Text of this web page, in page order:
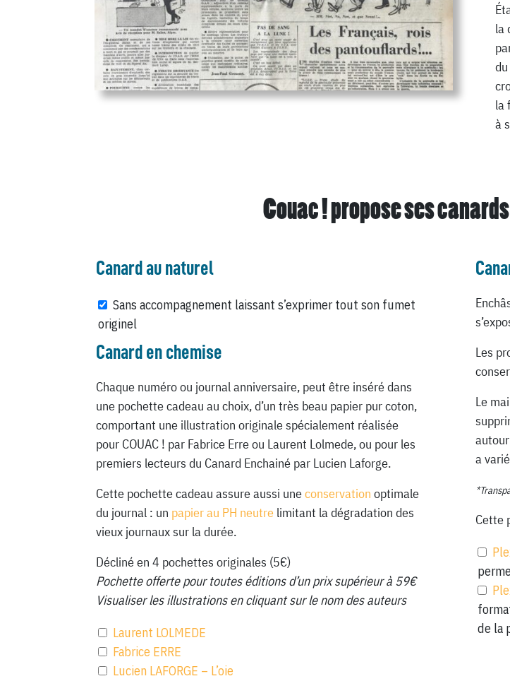
la
la
à
Couac ! propose ses
Canard au naturel
Sans accompagnement laissant s’exprimer tout son fumet
originel
Canard en chemise
Chaque numéro ou journal anniversaire, peut être inséré dans
une pochette cadeau au choix, d’un très beau papier pur coton,
comportant une illustration originale spécialement réalisée
pour COUAC ! par Fabrice Erre ou Laurent Lolmede, ou pour les
premiers lecteurs du Canard Enchainé par Lucien Laforge.
Cette pochette cadeau assure aussi uneconservation optimale
du journal : un papier au PH neutre limitant la dégradation des
vieux journaux sur la durée.
Décliné en 4 pochettes originales (5€)
Pochette offerte pour toutes éditions d’un prix supérieur à 59€
Visualiser les illustrations en cliquant sur le nom des auteurs
Laurent LOLMEDE
Fabrice ERRE
Lucien LAFORGE – L’oie
Les
Le
a
Cette
de la